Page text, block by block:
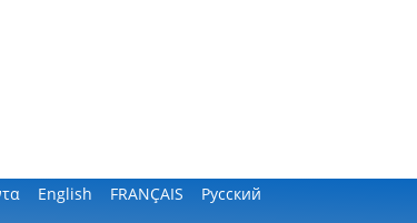
English FRANÇAIS Русский